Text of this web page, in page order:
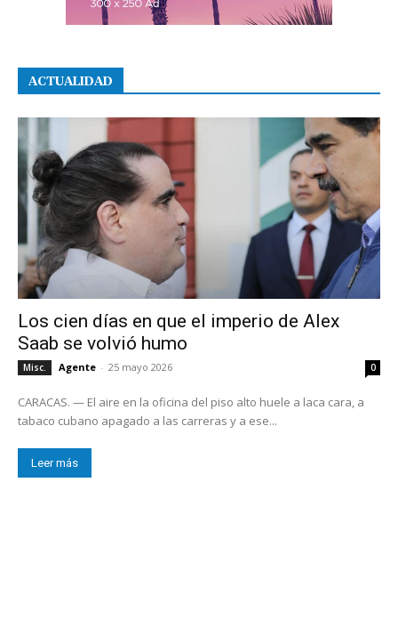
ACTUALIDAD
Los cien días en que el imperio de Alex
Saab se volvió humo
Misc. Agente - 25 mayo 2026 0
CARACAS. — El aire en la oficina del piso alto huele a laca cara, a
tabaco cubano apagado a las carreras y a ese...
Leer más